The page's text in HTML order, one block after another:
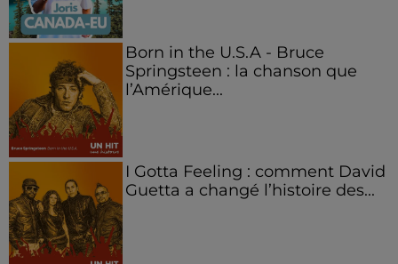
Born in the U.S.A - Bruce
Springsteen : la chanson que
l’Amérique...
I Gotta Feeling : comment David
Guetta a changé l’histoire des...